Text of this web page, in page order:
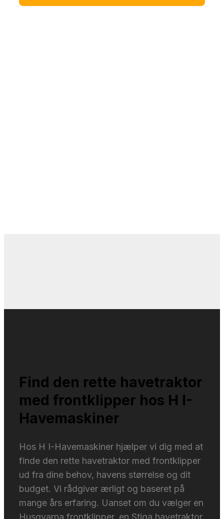
Find den rette havetraktor
med frontklipper hos H I-
Havemaskiner
Hos H I-Havemaskiner hjælper vi dig med at
finde den rette havetraktor med frontklipper
ud fra dine behov, havens størrelse og dit
budget. Vi rådgiver ærligt og baseret på
mange års erfaring. Uanset om du vælger en
Husqvarna frontklipper, en Stiga havetraktor